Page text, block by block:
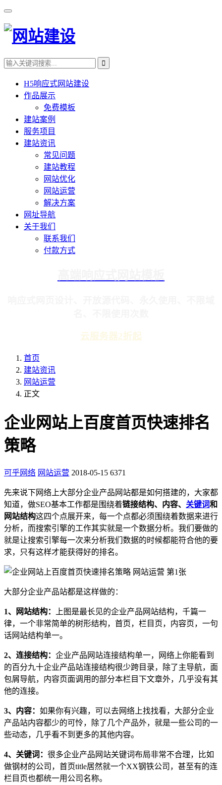
H5响应式网站建设
作品展示
免费模板
建站案例
服务项目
建站资讯
常见问题
建站教程
网站优化
网站运营
解决方案
网址导航
关于我们
联系我们
付款方式
云服务器2折起
首页
建站资讯
网站运营
正文
企业网站上百度首页快速排名
策略
可乎网络 网站运营 2018-05-15 6371
先来说下网络上大部分企业产品网站都是如何搭建的，大家都
知道，做SEO基本工作都是围绕着链接结构、内容、 关键词和
网站结构这四个点展开来，每一个点都必须围绕着数据来进行
分析，而搜索引擎的工作其实就是一个数据分析。我们要做的
就是让搜索引擎每一次来分析我们数据的时候都能符合他的要
求，只有这样才能获得好的排名。
大部分企业产品站都是这样做的：
1、网站结构：
上图是最长见的企业产品网站结构，千篇一
律，一个非常简单的树形结构，首页，栏目页，内容页，一句
话网站结构单一。
2、连接结构： 企业产品网站连接结构单一，网络上你能看到
的百分九十企业产品站连接结构很少跨目录，除了主导航，面
包屑导航，内容页面调用的部分本栏目下文章外，几乎没有其
他的连接。
3、内容： 如果你有兴趣，可以去网络上找找看，大部分企业
产品站内容都少的可怜，除了几个产品外，就是一些公司的一
些动态，几乎看不到更多的其他内容。
4、关键词： 很多企业产品网站关键词布局非常不合理，比如
做钢材的公司，首页title居然就一个XX钢铁公司，甚至有的连
栏目页也都统一用公司名称。